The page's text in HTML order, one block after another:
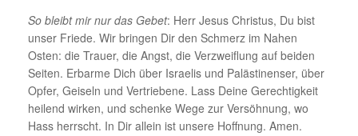
So bleibt mir nur das Gebet: Herr Jesus Christus, Du bist
unser Friede. Wir bringen Dir den Schmerz im Nahen
Osten: die Trauer, die Angst, die Verzweiflung auf beiden
Seiten. Erbarme Dich über Israelis und Palästinenser, über
Opfer, Geiseln und Vertriebene. Lass Deine Gerechtigkeit
heilend wirken, und schenke Wege zur Versöhnung, wo
Hass herrscht. In Dir allein ist unsere Hoffnung. Amen.